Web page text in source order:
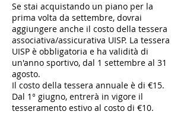
Se stai acquistando un piano per la
prima volta da settembre, dovrai
aggiungere anche il costo della tessera
associativa/assicurativa UISP. La tessera
UISP è obbligatoria e ha validità di
un'anno sportivo, dal 1 settembre al 31
agosto.
Il costo della tessera annuale è di €15.
Dal 1° giugno, entrerà in vigore il
tesseramento estivo al costo di €10.